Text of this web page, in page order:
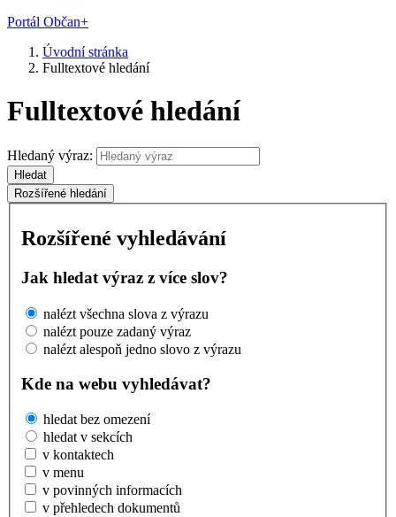
Portál Občan+
Úvodní stránka
Fulltextové hledání
Fulltextové hledání
Hledaný výraz:
Hledat
Rozšířené hledání
Rozšířené vyhledávání
Jak hledat výraz z více slov?
nalézt všechna slova z výrazu
nalézt pouze zadaný výraz
nalézt alespoň jedno slovo z výrazu
Kde na webu vyhledávat?
hledat bez omezení
hledat v sekcích
v kontaktech
v menu
v povinných informacích
v přehledech dokumentů